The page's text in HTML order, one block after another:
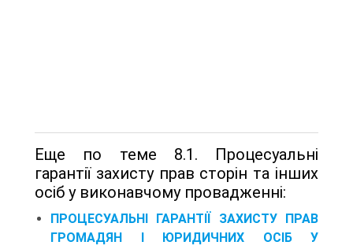
Еще по теме 8.1. Процесуальні
гарантії захисту прав сторін та інших
осіб у виконавчому провадженні:
ПРОЦЕСУАЛЬНІ ГАРАНТІЇ ЗАХИСТУ ПРАВ
ГРОМАДЯН І ЮРИДИЧНИХ ОСІБ У